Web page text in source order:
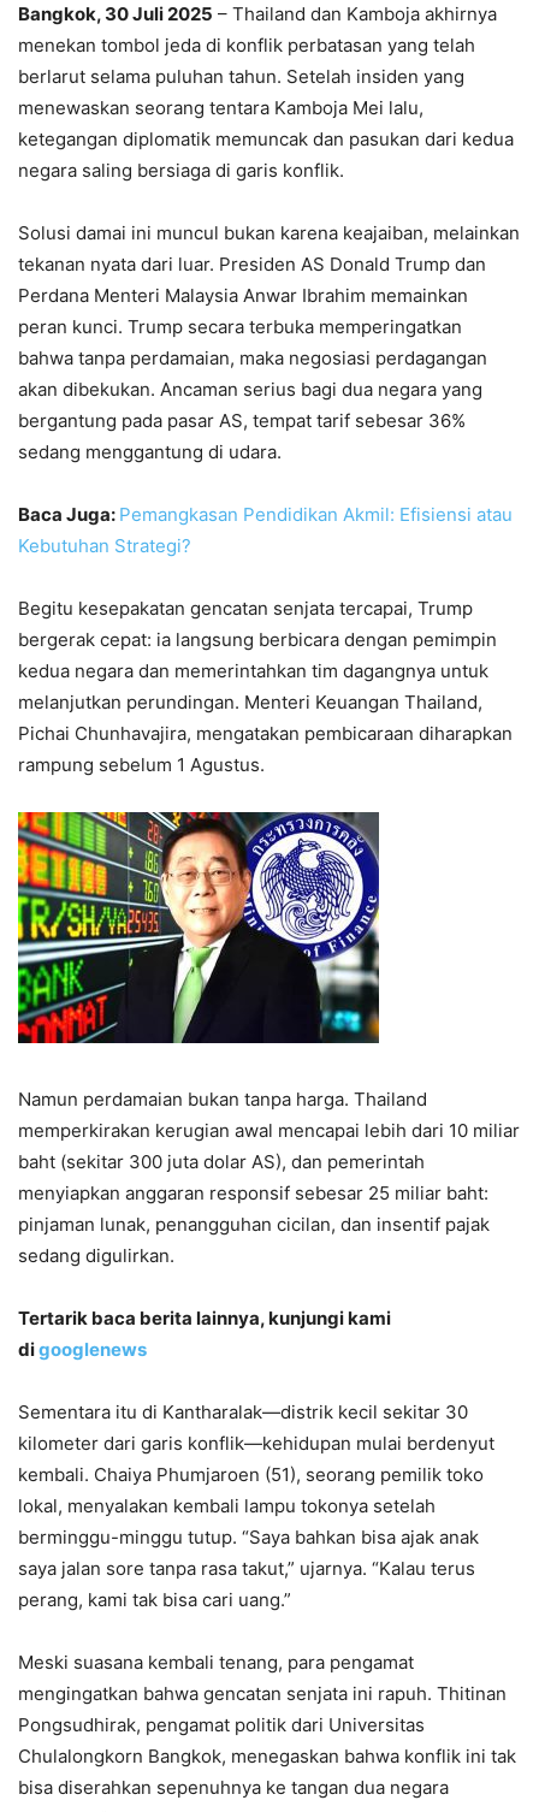
Bangkok, 30 Juli 2025 – Thailand dan Kamboja akhirnya
menekan tombol jeda di konflik perbatasan yang telah
berlarut selama puluhan tahun. Setelah insiden yang
menewaskan seorang tentara Kamboja Mei lalu,
ketegangan diplomatik memuncak dan pasukan dari kedua
negara saling bersiaga di garis konflik.
Solusi damai ini muncul bukan karena keajaiban, melainkan
tekanan nyata dari luar. Presiden AS Donald Trump dan
Perdana Menteri Malaysia Anwar Ibrahim memainkan
peran kunci. Trump secara terbuka memperingatkan
bahwa tanpa perdamaian, maka negosiasi perdagangan
akan dibekukan. Ancaman serius bagi dua negara yang
bergantung pada pasar AS, tempat tarif sebesar 36%
sedang menggantung di udara.
Baca Juga: Pemangkasan Pendidikan Akmil: Efisiensi atau
Kebutuhan Strategi?
Begitu kesepakatan gencatan senjata tercapai, Trump
bergerak cepat: ia langsung berbicara dengan pemimpin
kedua negara dan memerintahkan tim dagangnya untuk
melanjutkan perundingan. Menteri Keuangan Thailand,
Pichai Chunhavajira, mengatakan pembicaraan diharapkan
rampung sebelum 1 Agustus.
Namun perdamaian bukan tanpa harga. Thailand
memperkirakan kerugian awal mencapai lebih dari 10 miliar
baht (sekitar 300 juta dolar AS), dan pemerintah
menyiapkan anggaran responsif sebesar 25 miliar baht:
pinjaman lunak, penangguhan cicilan, dan insentif pajak
sedang digulirkan.
Tertarik baca berita lainnya, kunjungi kami
digooglenews
Sementara itu di Kantharalak—distrik kecil sekitar 30
kilometer dari garis konflik—kehidupan mulai berdenyut
kembali. Chaiya Phumjaroen (51), seorang pemilik toko
lokal, menyalakan kembali lampu tokonya setelah
berminggu-minggu tutup. “Saya bahkan bisa ajak anak
saya jalan sore tanpa rasa takut,” ujarnya. “Kalau terus
perang, kami tak bisa cari uang.”
Meski suasana kembali tenang, para pengamat
mengingatkan bahwa gencatan senjata ini rapuh. Thitinan
Pongsudhirak, pengamat politik dari Universitas
Chulalongkorn Bangkok, menegaskan bahwa konflik ini tak
bisa diserahkan sepenuhnya ke tangan dua negara